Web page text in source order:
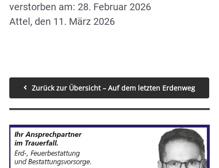
verstorben am: 28. Februar 2026
Attel, den 11. März 2026
Zurück zur Übersicht – Auf dem letzten Erdenweg